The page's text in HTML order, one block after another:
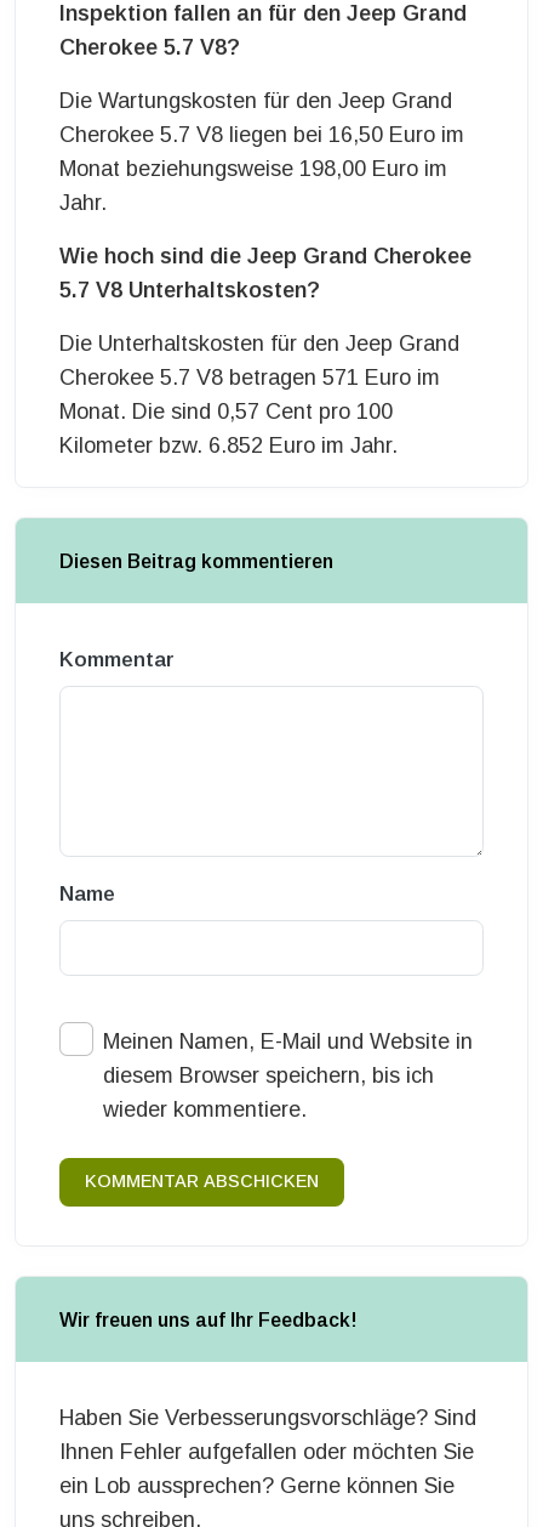
Inspektion fallen an für den Jeep Grand
Cherokee 5.7 V8?
Die Wartungskosten für den Jeep Grand
Cherokee 5.7 V8 liegen bei 16,50 Euro im
Monat beziehungsweise 198,00 Euro im
Jahr.
Wie hoch sind die Jeep Grand Cherokee
5.7 V8 Unterhaltskosten?
Die Unterhaltskosten für den Jeep Grand
Cherokee 5.7 V8 betragen 571 Euro im
Monat. Die sind 0,57 Cent pro 100
Kilometer bzw. 6.852 Euro im Jahr.
Diesen Beitrag kommentieren
Kommentar
Name
Meinen Namen, E-Mail und Website in
diesem Browser speichern, bis ich
wieder kommentiere.
KOMMENTAR ABSCHICKEN
Wir freuen uns auf Ihr Feedback!
Haben Sie Verbesserungsvorschläge? Sind
Ihnen Fehler aufgefallen oder möchten Sie
ein Lob aussprechen? Gerne können Sie
uns schreiben.